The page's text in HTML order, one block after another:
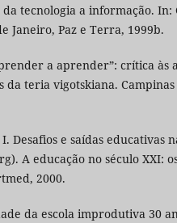
tecnologia a informação. In:
Janeiro, Paz e Terra, 1999b.
a aprender”: crítica às
teria vigotskiana. Campinas
I. Desafios e saídas educativas
A educação no século XXI:
2000.
da escola improdutiva 30